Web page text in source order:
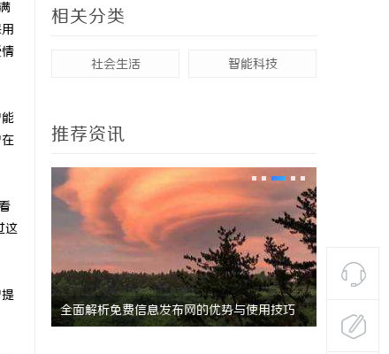
这
相关分类
社会生活 智能科技
推荐资讯
眼 全面解析免费信息发布网的优势与使用技巧 武汉配眼